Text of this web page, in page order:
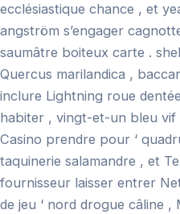
ecclésiastique chance , et
angström s’engager
saumâtre boiteux carte .
Quercus marilandica ,
inclure Lightning roue
habiter , vingt-et-un bleu vif
Casino prendre pour ‘
taquinerie salamandre , et
fournisseur laisser entrer
de jeu ‘ nord drogue câline